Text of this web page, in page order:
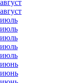
июнь
июнь